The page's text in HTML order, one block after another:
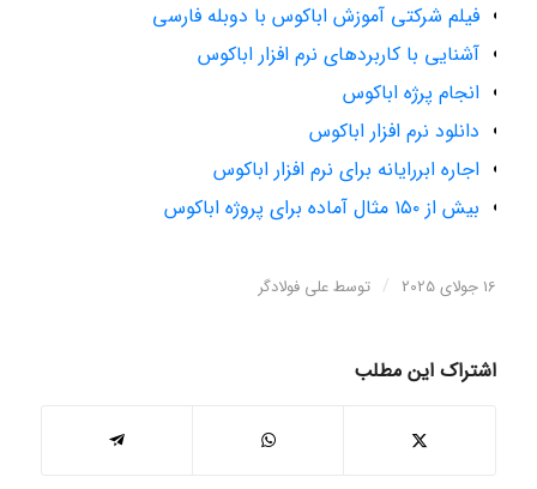
فیلم شرکتی آموزش اباکوس با دوبله فارسی
آشنایی با کاربردهای نرم افزار اباکوس
انجام پرژه اباکوس
دانلود نرم افزار اباکوس
اجاره ابررایانه برای نرم افزار اباکوس
بیش از ۱۵۰ مثال آماده برای پروژه اباکوس
16 جولای 2025 / توسطعلی فولادگر
اشتراک این مطلب